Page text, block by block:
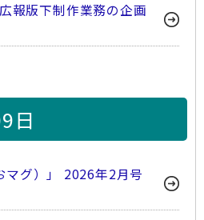
報版下制作業務の企画
日
マグ）」 2026年2月号